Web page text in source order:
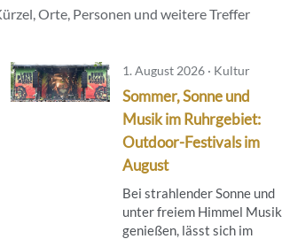
Orte, Personen und weitere Treffer
1. August 2026 · Kultur
Sommer, Sonne und
Musik im Ruhrgebiet:
Outdoor-Festivals im
August
Bei strahlender Sonne und
unter freiem Himmel Musik
genießen, lässt sich im